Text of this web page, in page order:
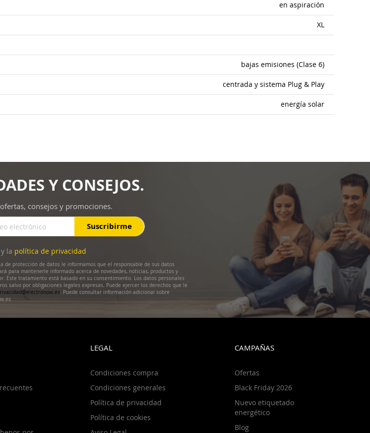
en aspiración
XL
bajas emisiones (Clase 6)
centrada y sistema Plug & Play
energía solar
Y CONSEJOS.
consejos y promociones.
Suscribirme
y la política de privacidad
de protección de datos le informamos que el responsable de sus datos
para mantenerle informado acerca de novedades, noticias, productos y
Este tratamiento está basado en su consentimiento. Los datos personales
salvo por obligaciones legales expresas. Puede ejercer los derechos que le
. Puede consultar información adicional sobre
LEGAL
Condiciones compra
Condiciones generales
Política de privacidad
Política de cookies
CAMPAÑAS
Ofertas
Black Friday 2026
Nuevo etiquetado
energético
Blog